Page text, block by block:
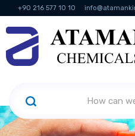
+90 216 577 10 10
KVKK Politikası Information